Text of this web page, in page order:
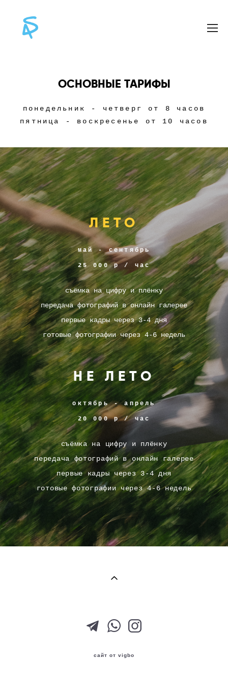
ОСНОВНЫЕ ТАРИФЫ
понедельник - четверг от 8 часов
пятница - воскресенье от 10 часов
ЛЕТО
май - сентябрь
25 000 р / час
съёмка на цифру и плёнку
передача фотографий в онлайн галерее
​первые кадры через 3-4 дня
готовые фотографии через 4-6 недель
НЕ ЛЕТО
октябрь - апрель
20 000 р / час
съёмка на цифру и плёнку
передача фотографий в онлайн галерее
​первые кадры через 3-4 дня
готовые фотографии через 4-6 недель
сайт от vigbo